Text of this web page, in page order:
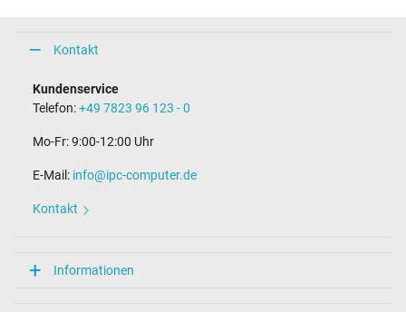
Kontakt
Kundenservice
Telefon:+49 7823 96 123 - 0
Mo-Fr: 9:00-12:00 Uhr
E-Mail: info@ipc-computer.de
Kontakt
Informationen